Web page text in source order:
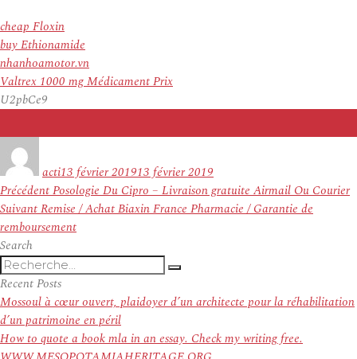
cheap Floxin
buy Ethionamide
nhanhoamotor.vn
Valtrex 1000 mg Médicament Prix
U2pbCe9
actile
13 février 201913 février 2019
Navigation
de
l’article
PrécédentArticle
précédent :
Posologie Du Cipro – Livraison gratuite Airmail Ou Courier
SuivantArticle
suivant :
Remise / Achat Biaxin France Pharmacie / Garantie de
remboursement
Search
Recherche
pour
:
Recherche
Recent Posts
Mossoul à cœur ouvert, plaidoyer d’un architecte pour la réhabilitation
d’un patrimoine en péril
How to quote a book mla in an essay. Check my writing free.